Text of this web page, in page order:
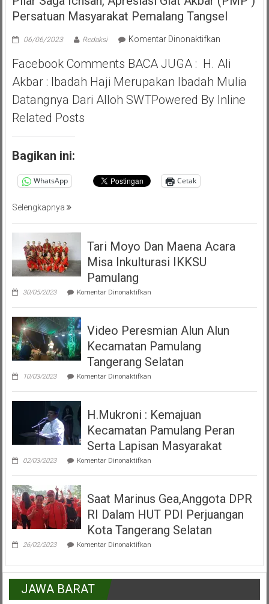
Persatuan Masyarakat Pemalang Tangsel
06/06/2023 Redaksi Komentar Dinonaktifkanpada
Saga
Ichsan,
Apresiasi
Giat
Facebook Comments BACA JUGA : H. Ali
Akbar : Ibadah Haji Merupakan Ibadah Mulia
Datangnya Dari Alloh SWTPowered By Inline
Related Posts
Bagikan ini:
WhatsApp Cetak
Selengkapnya
Tari Moyo Dan Maena Acara
Misa Inkulturasi IKKSU
Pamulang
30/05/2023 Komentar Dinonaktifkanpada
Moyo
Maena
Acara
Misa
Inkulturasi
IKKSU
Pamulang
Video Peresmian Alun Alun
Kecamatan Pamulang
Tangerang Selatan
10/03/2023 Komentar Dinonaktifkanpada
Peresmian
Alun
Kecamatan
Pamulang
Tangerang
Selatan
H.Mukroni : Kemajuan
Kecamatan Pamulang Peran
Serta Lapisan Masyarakat
02/03/2023 Komentar Dinonaktifkanpada
:
Kecamatan
Pamulang
Peran
Lapisan
Masyarakat
Saat Marinus Gea,Anggota DPR
RI Dalam HUT PDI Perjuangan
Kota Tangerang Selatan
26/02/2023 Komentar Dinonaktifkanpada
Gea,Anggota
DPR
Dalam
JAWA BARAT